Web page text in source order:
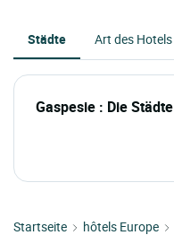
Städte Art des Hotels
Gaspesie : Die Städte
Startseite hôtels Europe